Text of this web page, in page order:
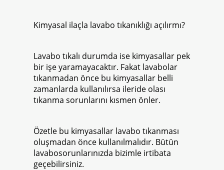
Kimyasal ilaçla lavabo tıkanıklığı açılırmı?
Lavabo tıkalı durumda ise kimyasallar pek
bir işe yaramayacaktır. Fakat lavabolar
tıkanmadan önce bu kimyasallar belli
zamanlarda kullanılırsa ileride olası
tıkanma sorunlarını kısmen önler.
Özetle bu kimyasallar lavabo tıkanması
oluşmadan önce kullanılmalıdır. Bütün
lavabosorunlarınızda bizimle irtibata
geçebilirsiniz.